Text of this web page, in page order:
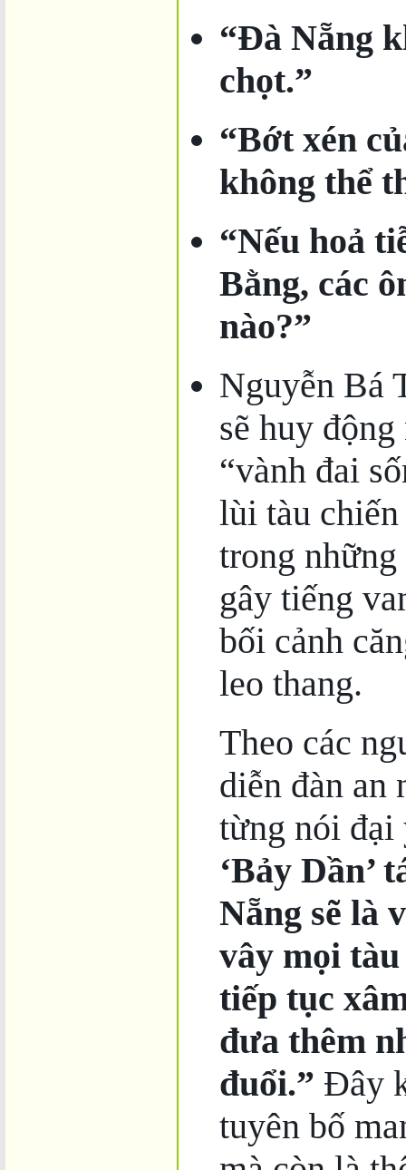
“Đà Nẵng
chọt.”
“Bớt xén
không thể
“Nếu hoả
Bằng, các
nào?”
Nguyễn Bá
sẽ huy
“vành đai
lùi tàu
trong những
gây tiếng
bối cảnh
leo thang.
Theo các
diễn đàn an
từng nói
‘Bảy Dần’
Nẵng sẽ là
vây mọi
tiếp tục
đưa thêm
đuổi.” Đây
tuyên bố